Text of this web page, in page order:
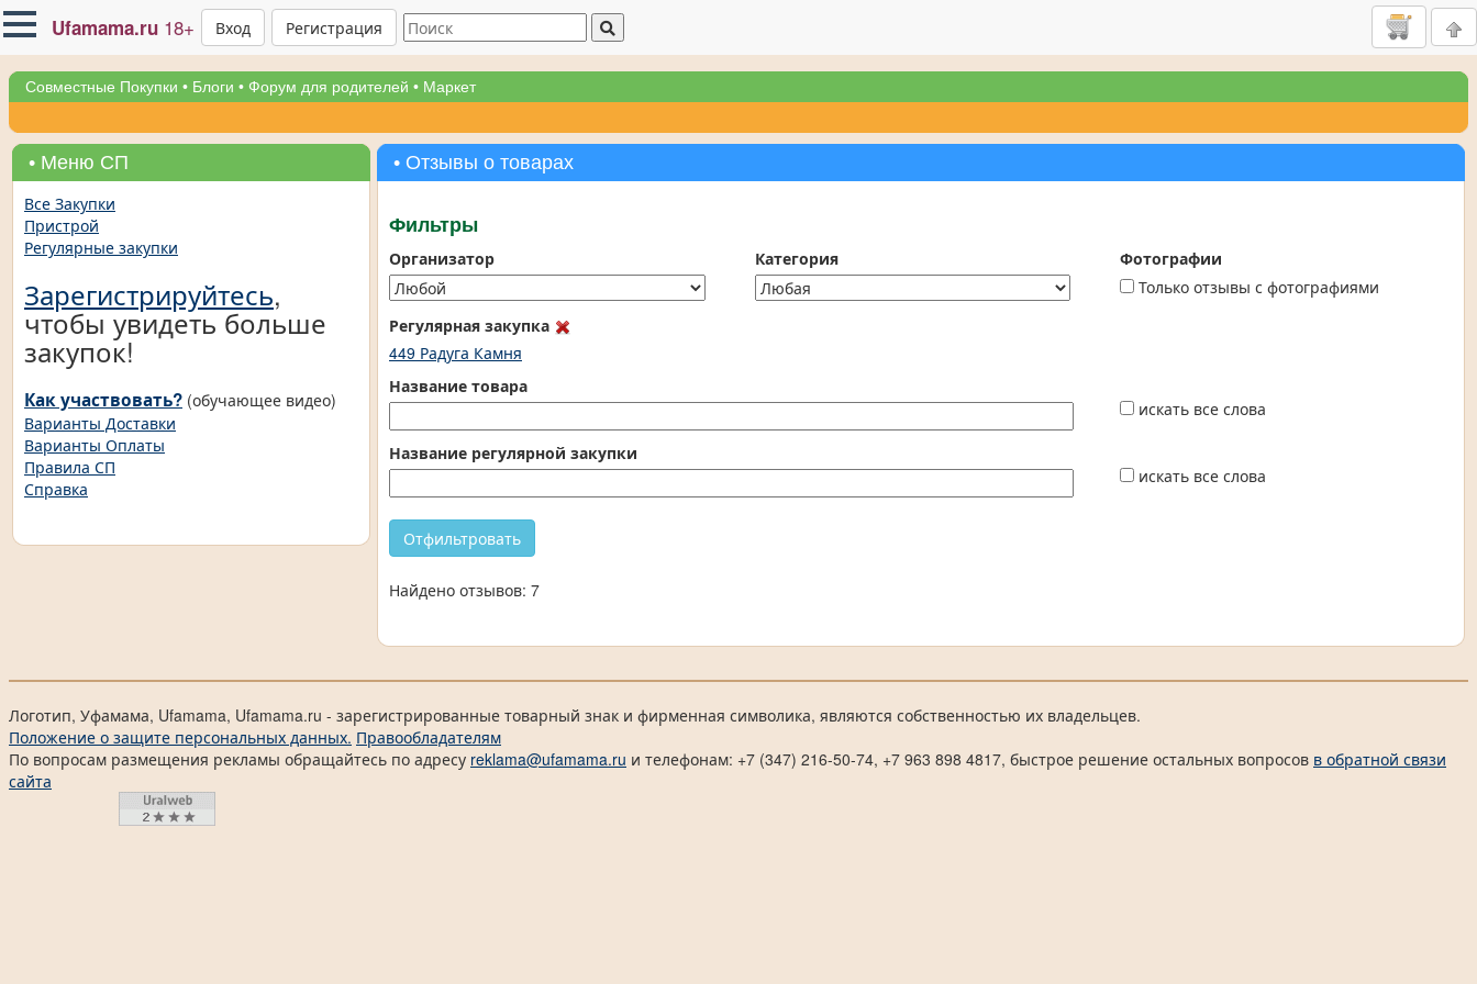
Ufamama.ru 18+ Вход Регистрация
Совместные Покупки • Блоги • Форум для родителей • Маркет
• Меню СП
Все Закупки
Пристрой
Регулярные закупки
Зарегистрируйтесь,
чтобы увидеть больше
закупок!
Как участвовать? (обучающее видео)
Варианты Доставки
Варианты Оплаты
Правила СП
Справка
• Отзывы о товарах
Фильтры
Организатор
Категория
Фотографии
Только отзывы с фотографиями
Регулярная закупка
449 Радуга Камня
Название товара
искать все слова
Название регулярной закупки
искать все слова
Найдено отзывов: 7
Логотип, Уфамама, Ufamama, Ufamama.ru - зарегистрированные товарный знак и фирменная символика, являются собственностью их владельцев.
Положение о защите персональных данных. Правообладателям
По вопросам размещения рекламы обращайтесь по адресу reklama@ufamama.ru и телефонам: +7 (347) 216-50-74, +7 963 898 4817, быстрое решение остальных вопросов в обратной связи
сайта